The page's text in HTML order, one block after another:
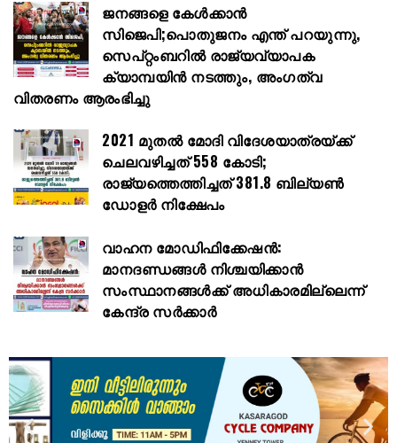
ജനങ്ങളെ കേൾക്കാൻ
സിജെപി;പൊതുജനം എന്ത് പറയുന്നു,
സെപ്റ്റംബറിൽ രാജ്യവ്യാപക
ക്യാമ്പയിൻ നടത്തും, അംഗത്വ
വിതരണം ആരംഭിച്ചു
2021 മുതൽ മോദി വിദേശയാത്രയ്ക്ക്
ചെലവഴിച്ചത് 558 കോടി;
രാജ്യത്തെത്തിച്ചത് 381.8 ബില്യൺ
ഡോളർ നിക്ഷേപം
വാഹന മോഡിഫിക്കേഷൻ:
മാനദണ്ഡങ്ങൾ നിശ്ചയിക്കാൻ
സംസ്ഥാനങ്ങൾക്ക് അധികാരമില്ലെന്ന്
കേന്ദ്ര സർക്കാർ